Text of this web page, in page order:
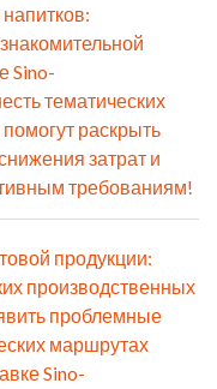
Sino-
тематических
раскрыть
затрат и
требованиям!
продукции:
производственных
проблемные
маршрутах
Sino-